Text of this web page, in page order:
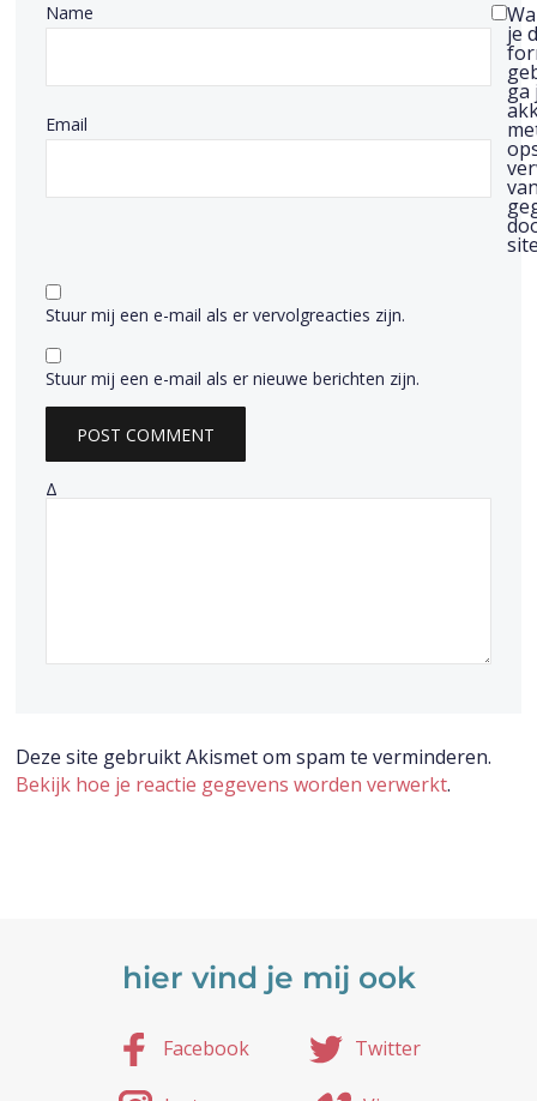
Name
Email
je
ga
Stuur mij een e-mail als er vervolgreacties zijn.
Stuur mij een e-mail als er nieuwe berichten zijn.
Δ
Deze site gebruikt Akismet om spam te verminderen.
Bekijk hoe je reactie gegevens worden verwerkt.
hier vind je mij ook
Facebook Twitter